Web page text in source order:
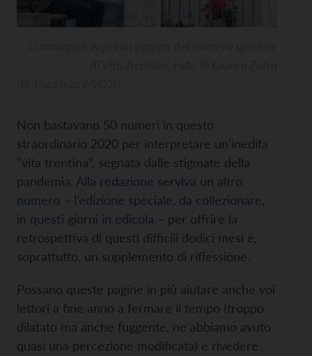
Non bastavano 50 numeri in questo
straordinario 2020 per interpretare un’inedita
“vita trentina”, segnata dalle stigmate della
pandemia. Alla redazione serviva un altro
numero – l’edizione speciale, da collezionare,
in questi giorni in edicola – per offrire la
retrospettiva di questi difficili dodici mesi e,
soprattutto, un supplemento di riflessione.
Possano queste pagine in più aiutare anche voi
lettori a fine anno a fermare il tempo (troppo
dilatato ma anche fuggente, ne abbiamo avuto
quasi una percezione modificata) e rivedere